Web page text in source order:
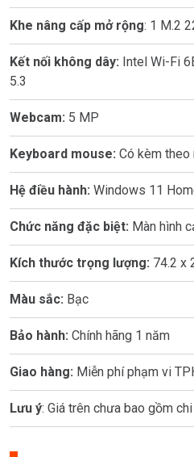
Khe nâng cấp mở rộng: 1 M.2
Kết nối không dây: Intel Wi-Fi
5.3
Webcam: 5 MP
Keyboard mouse: Có kèm theo
Hệ điều hành: Windows 11
Chức năng đặc biệt: Màn hình
Kích thước trọng lượng: 74.2 x
Màu sắc: Bạc
Bảo hành: Chính hãng 1 năm
Giao hàng: Miễn phí phạm vi
Lưu ý: Giá trên chưa bao gồm